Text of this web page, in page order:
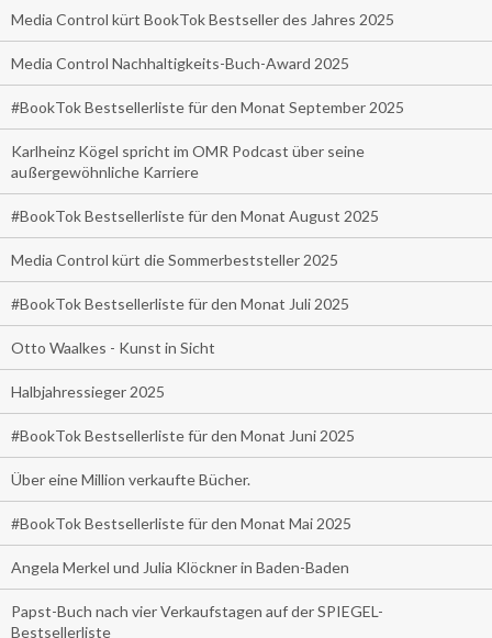
Media Control kürt BookTok Bestseller des Jahres 2025
Media Control Nachhaltigkeits-Buch-Award 2025
#BookTok Bestsellerliste für den Monat September 2025
Karlheinz Kögel spricht im OMR Podcast über seine
außergewöhnliche Karriere
#BookTok Bestsellerliste für den Monat August 2025
Media Control kürt die Sommerbeststeller 2025
#BookTok Bestsellerliste für den Monat Juli 2025
Otto Waalkes - Kunst in Sicht
Halbjahressieger 2025
#BookTok Bestsellerliste für den Monat Juni 2025
Über eine Million verkaufte Bücher.
#BookTok Bestsellerliste für den Monat Mai 2025
Angela Merkel und Julia Klöckner in Baden-Baden
Papst-Buch nach vier Verkaufstagen auf der SPIEGEL-
Bestsellerliste